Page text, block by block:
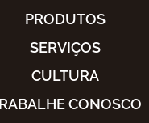
PRODUTOS
SERVIÇOS
CULTURA
CONOSCO